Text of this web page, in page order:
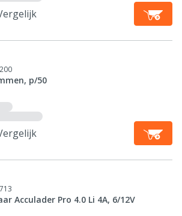
p/50
Acculader Pro 4.0 Li 4A, 6/12V